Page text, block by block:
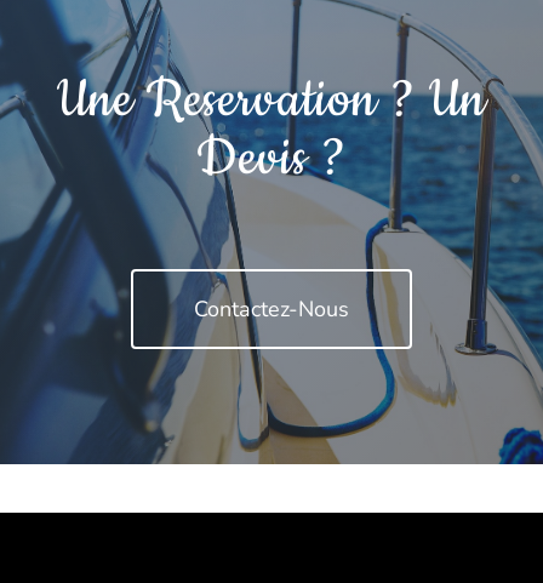
Une Reservation ? Un
Devis ?
Contactez-Nous